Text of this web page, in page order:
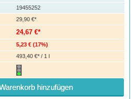
19455252
29,90 €*
24,67 €*
5,23 € (17%)
493,40 €* / 1 l
hinzufügen